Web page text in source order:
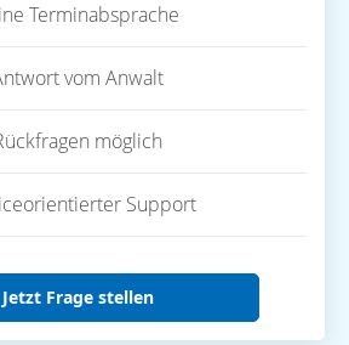
Terminabsprache
vom Anwalt
möglich
Support
Jetzt Frage stellen